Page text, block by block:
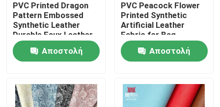
Αρχική Σελίδα
Προϊόντα
Γύρος εργοστασίων
PVC Printed Dragon
Pattern Embossed
Synthetic Leather
Durable Faux Leather
Fabric for Notebook
Table Mat Phone
Upholstery Lining
Αποστολή
PVC Peacock Flower
Printed Synthetic
Artificial Leather
Fabric for Bag
Packaging Notebook
Phone Shell & Sofa
Use
Αποστολή